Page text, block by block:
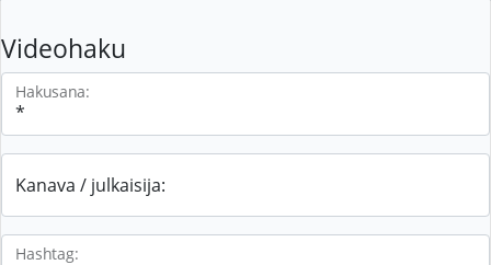
Videohaku
Hakusana:
Kanava / julkaisija:
Hashtag: